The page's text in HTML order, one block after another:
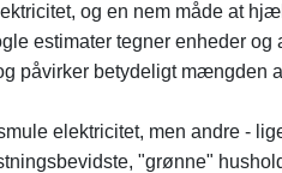
og en nem måde at
estimater tegner enheder og
påvirker betydeligt mængden
elektricitet, men andre -
"grønne"